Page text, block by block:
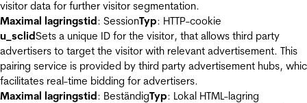
visitor data for further visitor segmentation.
Maximal lagringstid: SessionTyp: HTTP-cookie
u_sclidSets a unique ID for the visitor, that allows third party
advertisers to target the visitor with relevant advertisement. This
pairing service is provided by third party advertisement hubs,
facilitates real-time bidding for advertisers.
Maximal lagringstid: BeständigTyp: Lokal HTML-lagring